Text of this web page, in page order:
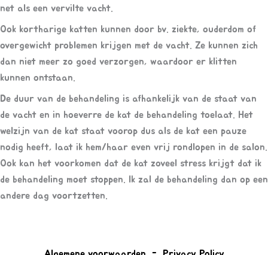
net als een vervilte vacht.
Ook kortharige katten kunnen door bv. ziekte, ouderdom of
overgewicht problemen krijgen met de vacht. Ze kunnen zich
dan niet meer zo goed verzorgen, waardoor er klitten
kunnen ontstaan.
De duur van de behandeling is afhankelijk van de staat van
de vacht en in hoeverre de kat de behandeling toelaat. Het
welzijn van de kat staat voorop dus als de kat een pauze
nodig heeft, laat ik hem/haar even vrij rondlopen in de salon.
Ook kan het voorkomen dat de kat zoveel stress krijgt dat ik
de behandeling moet stoppen. Ik zal de behandeling dan op een
andere dag voortzetten.